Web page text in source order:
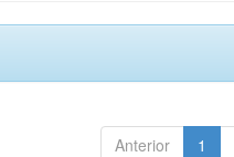
Anterior 1